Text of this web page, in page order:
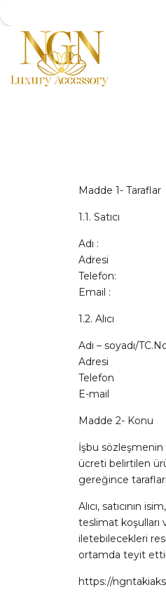
Madde 1- Taraflar
1.1. Satıcı
Adı :
Adresi
Telefon:
Email :
1.2. Alıcı
Adı – soyadı/
Adresi
Telefon
E-mail
Madde 2- Konu
İşbu sözleşmenin
ücreti belirtilen
gereğince
Alıcı, satıcının
teslimat koşulları
iletebilecekleri
ortamda teyit
https://